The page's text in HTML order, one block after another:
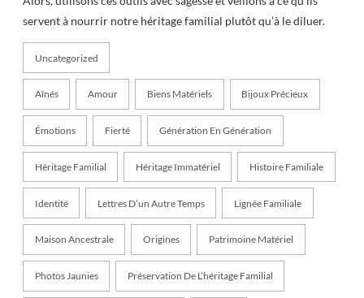
servent à nourrir notre héritage familial plutôt qu’à le diluer.
Uncategorized
Aînés Amour Biens Matériels Bijoux Précieux
Émotions Fierté Génération En Génération
Héritage Familial Héritage Immatériel Histoire Familiale
Identité Lettres D’un Autre Temps Lignée Familiale
Maison Ancestrale Origines Patrimoine Matériel
Photos Jaunies Préservation De L’héritage Familial